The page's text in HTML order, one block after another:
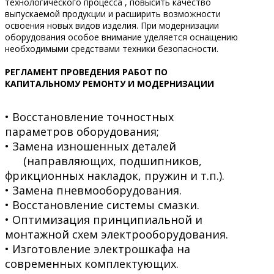
выпускаемой продукции и расширить возможности
освоения новых видов изделия. При модернизации
оборудования особое внимание уделяется оснащению
необходимыми средствами техники безопасности.
РЕГЛАМЕНТ ПРОВЕДЕНИЯ РАБОТ ПО
КАПИТАЛЬНОМУ РЕМОНТУ И МОДЕРНИЗАЦИИ
• Восстановление точностных
параметров оборудования;
• Замена изношенных деталей
(направляющих, подшипников,
фрикционных накладок, пружин и т.п.).
• Замена пневмооборудования.
• Восстановление системы смазки.
• Оптимизация принципиальной и
монтажной схем электрооборудования.
• Изготовление электрошкафа на
современных комплектующих.